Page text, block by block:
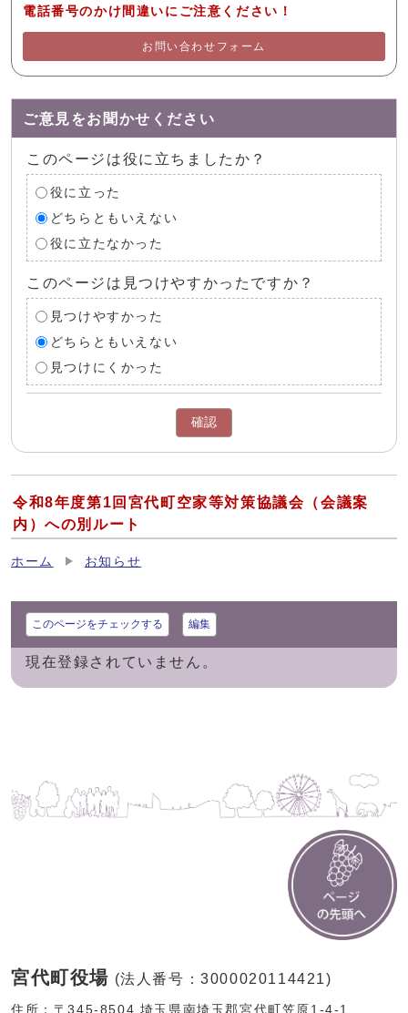
電話番号のかけ間違いにご注意ください！
お問い合わせフォーム
ご意見をお聞かせください
このページは役に立ちましたか？
役に立った
どちらともいえない
役に立たなかった
このページは見つけやすかったですか？
見つけやすかった
どちらともいえない
見つけにくかった
確認
令和8年度第1回宮代町空家等対策協議会（会議案
内）への別ルート
ホーム お知らせ
このページをチェックする 編集
現在登録されていません。
宮代町役場 (法人番号：3000020114421)
住所：〒345-8504 埼玉県南埼玉郡宮代町笠原1-4-1